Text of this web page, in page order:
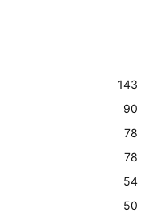
143
90
78
78
54
50